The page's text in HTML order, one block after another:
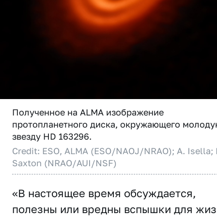
Полученное на ALMA изображение
протопланетного диска, окружающего
звезду HD 163296.
Credit: ESO, ALMA (ESO/NAOJ/NRAO); A. Isella;
Saxton (NRAO/AUI/NSF)
«В настоящее время обсуждается,
полезны или вредны вспышки для